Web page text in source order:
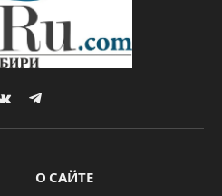
VKontakteTelegram
О САЙТЕ